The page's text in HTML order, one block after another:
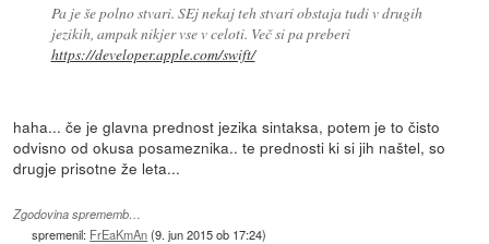
Pa je še polno stvari. SEj nekaj teh stvari obstaja tudi v drugih
jezikih, ampak nikjer vse v celoti. Več si pa preberi
https://developer.apple.com/swift/
haha... če je glavna prednost jezika sintaksa, potem je to čisto
odvisno od okusa posameznika.. te prednosti ki si jih naštel, so
drugje prisotne že leta...
Zgodovina sprememb…
spremenil: FrEaKmAn(9. jun 2015 ob 17:24)